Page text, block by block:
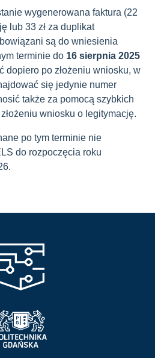
wygenerowana faktura (22
lub 33 zł za duplikat
są do wniesienia
terminie do 16 sierpnia 2025
dopiero po złożeniu wniosku, w
się jedynie numer
także za pomocą szybkich
wniosku o legitymację.
po tym terminie nie
do rozpoczęcia roku